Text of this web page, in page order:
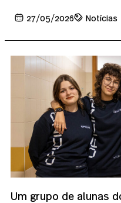
27/05/2026 Notícias
Um grupo de alunas